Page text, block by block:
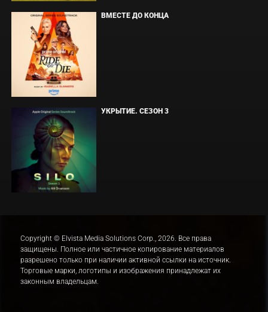
ВМЕСТЕ ДО КОНЦА
УКРЫТИЕ. СЕЗОН 3
Copyright © Elvista Media Solutions Corp., 2026. Все права
защищены. Полное или частичное копирование материалов
разрешено только при наличии активной ссылки на источник.
Торговые марки, логотипы и изображения принадлежат их
законным владельцам.